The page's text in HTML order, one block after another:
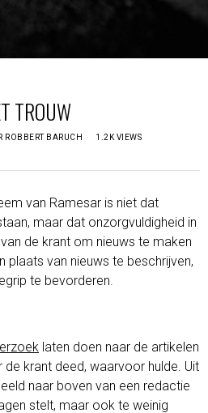
TROUW
ROBBERT BARUCH 1.2K VIEWS
van Ramesar is niet dat
maar dat onzorgvuldigheid in
de krant om nieuws te maken
plaats van nieuws te beschrijven,
te bevorderen.
laten doen naar de artikelen
krant deed, waarvoor hulde. Uit
naar boven van een redactie
stelt, maar ook te weinig